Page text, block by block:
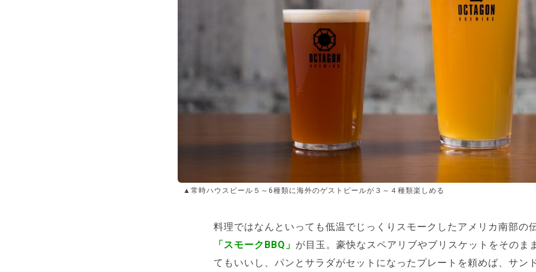
▲常時ハウスビール５～6種類に海外のゲストビールが３～４種類楽しめる
料理ではなんといっても低温でじっくりスモークしたアメリカ南部の
「スモークBBQ」 が目玉。豪快なスペアリブやブリスケットをそのま
てもいいし、パンとサラダがセットになったプレートを頼めば、サン